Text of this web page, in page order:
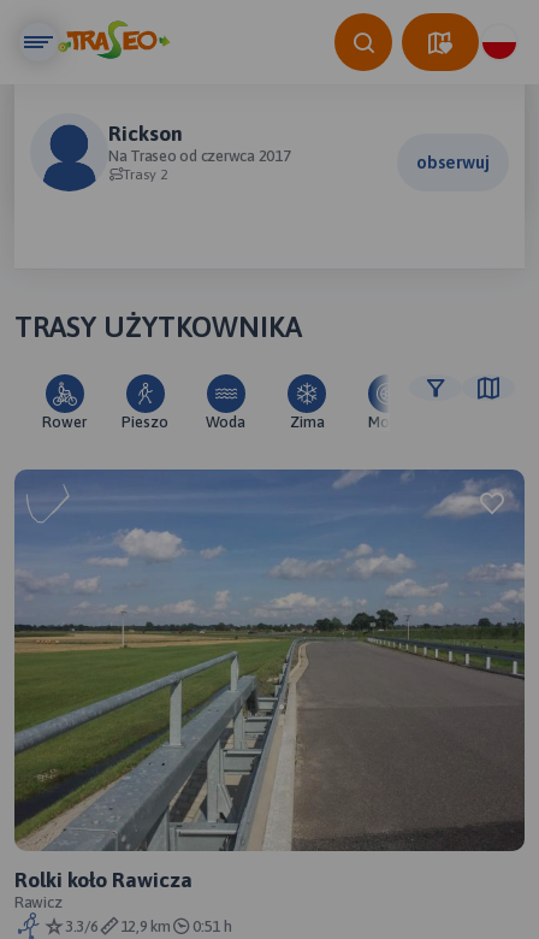
Rickson
Na Traseo od czerwca 2017
Trasy 2
obserwuj
TRASY UŻYTKOWNIKA
Rower Pieszo Woda Zima Moto
Rolki koło Rawicza
Rawicz
3.3/6
12,9 km 0:51 h